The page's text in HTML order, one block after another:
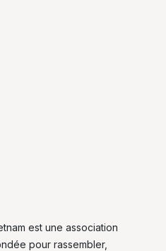
est une association
pour rassembler,